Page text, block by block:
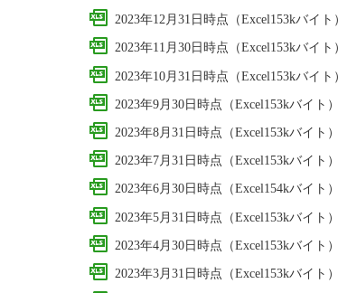
2023年12月31日時点（Excel153kバイト）
2023年11月30日時点（Excel153kバイト）
2023年10月31日時点（Excel153kバイト）
2023年9月30日時点（Excel153kバイト）
2023年8月31日時点（Excel153kバイト）
2023年7月31日時点（Excel153kバイト）
2023年6月30日時点（Excel154kバイト）
2023年5月31日時点（Excel153kバイト）
2023年4月30日時点（Excel153kバイト）
2023年3月31日時点（Excel153kバイト）